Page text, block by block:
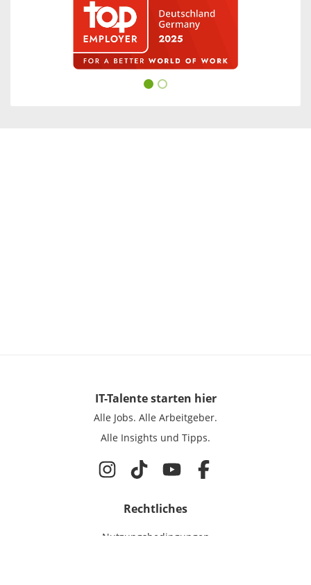
IT-Talentestarten hier
Alle Jobs. Alle Arbeitgeber.
Alle Insights und Tipps.
Rechtliches
Nutzungsbedingungen